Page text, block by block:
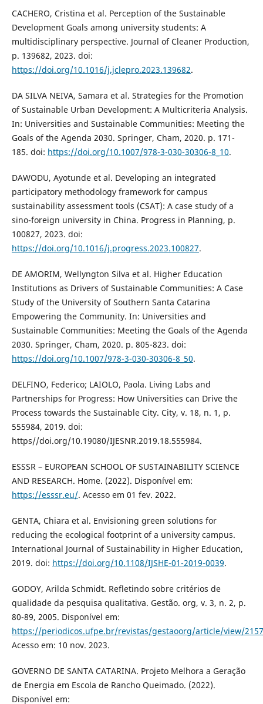
CACHERO, Cristina et al. Perception of the Sustainable
Development Goals among university students: A
multidisciplinary perspective. Journal of Cleaner Production,
p. 139682, 2023. doi:
https://doi.org/10.1016/j.jclepro.2023.139682.
DA SILVA NEIVA, Samara et al. Strategies for the Promotion
of Sustainable Urban Development: A Multicriteria Analysis.
In: Universities and Sustainable Communities: Meeting the
Goals of the Agenda 2030. Springer, Cham, 2020. p. 171-
185. doi: https://doi.org/10.1007/978-3-030-30306-8_10.
DAWODU, Ayotunde et al. Developing an integrated
participatory methodology framework for campus
sustainability assessment tools (CSAT): A case study of a
sino-foreign university in China. Progress in Planning, p.
100827, 2023. doi:
https://doi.org/10.1016/j.progress.2023.100827.
DE AMORIM, Wellyngton Silva et al. Higher Education
Institutions as Drivers of Sustainable Communities: A Case
Study of the University of Southern Santa Catarina
Empowering the Community. In: Universities and
Sustainable Communities: Meeting the Goals of the Agenda
2030. Springer, Cham, 2020. p. 805-823. doi:
https://doi.org/10.1007/978-3-030-30306-8_50.
DELFINO, Federico; LAIOLO, Paola. Living Labs and
Partnerships for Progress: How Universities can Drive the
Process towards the Sustainable City. City, v. 18, n. 1, p.
555984, 2019. doi:
https//doi.org/10.19080/IJESNR.2019.18.555984.
ESSSR – EUROPEAN SCHOOL OF SUSTAINABILITY SCIENCE
AND RESEARCH. Home. (2022). Disponível em:
https://esssr.eu/. Acesso em 01 fev. 2022.
GENTA, Chiara et al. Envisioning green solutions for
reducing the ecological footprint of a university campus.
International Journal of Sustainability in Higher Education,
2019. doi: https://doi.org/10.1108/IJSHE-01-2019-0039.
GODOY, Arilda Schmidt. Refletindo sobre critérios de
qualidade da pesquisa qualitativa. Gestão. org, v. 3, n. 2, p.
80-89, 2005. Disponível em:
https://periodicos.ufpe.br/revistas/gestaoorg/article/view/
Acesso em: 10 nov. 2023.
GOVERNO DE SANTA CATARINA. Projeto Melhora a Geração
de Energia em Escola de Rancho Queimado. (2022).
Disponível em: